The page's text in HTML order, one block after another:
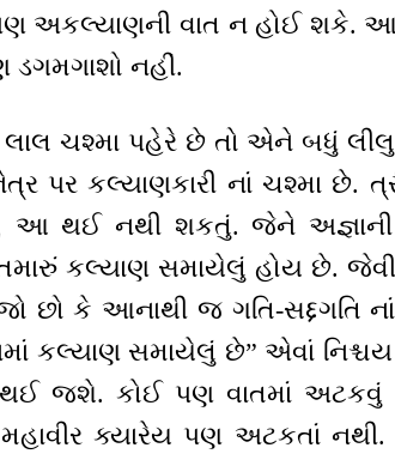
અકલ્યાણની વાત ન હોઈ શકે.
ડગમગાશો નહીં.
ચશ્મા પહેરે છે તો એને બધું
પર કલ્યાણકારી નાં ચશ્મા
આ થઈ નથી શકતું. જેને
કલ્યાણ સમાયેલું હોય છે.
કે આનાથી જ ગતિ-સદ્દગતિ
કલ્યાણ સમાયેલું છે” એવાં નિશ્ચય
જશે. કોઈ પણ વાતમાં
ક્યારેય પણ અટકતાં